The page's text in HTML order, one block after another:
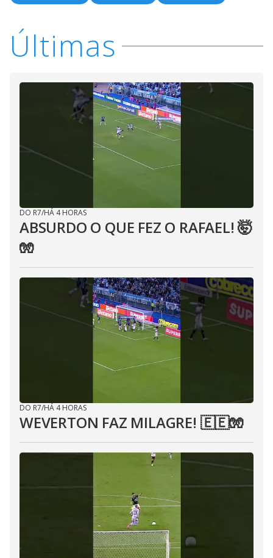
Últimas
DO R7/HÁ 4 HORAS
ABSURDO O QUE FEZ O RAFAEL! 🤯
🧤
DO R7/HÁ 4 HORAS
WEVERTON FAZ MILAGRE! 🇪🇪🧤